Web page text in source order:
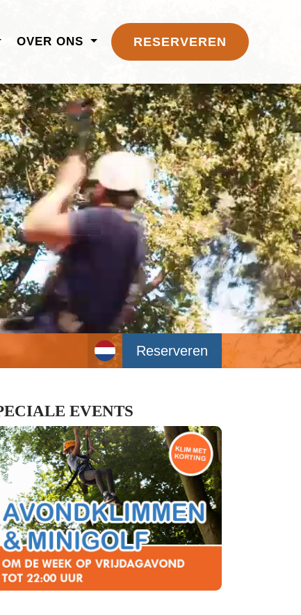
OVER ONS RESERVEREN
Reserveren
EVENTS